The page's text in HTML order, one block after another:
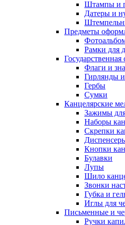
Штампы и
Датеры и
Предметы
Рамки для
Флаги и
Гирлянды
Гербы
Сумки
Канцелярские
Зажимы
Наборы
Скрепки
Кнопки
Булавки
Лупы
Шило
Звонки
Губка и
Иглы для
Письменные и
Ручки